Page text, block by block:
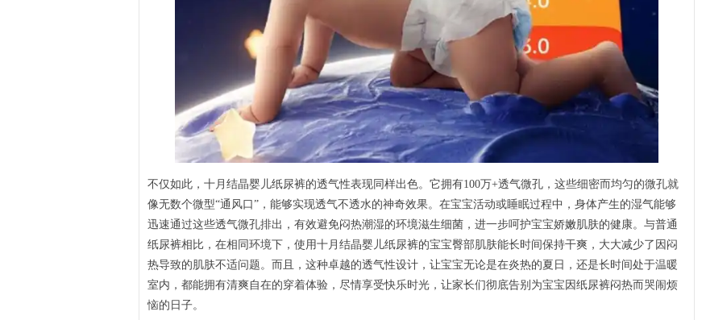
不仅如此，十月结晶婴儿纸尿裤的透气性表现同样出色。它拥有100万+透气微孔，这些细密而均匀的微孔就
像无数个微型“通风口”，能够实现透气不透水的神奇效果。在宝宝活动或睡眠过程中，身体产生的湿气能够
迅速通过这些透气微孔排出，有效避免闷热潮湿的环境滋生细菌，进一步呵护宝宝娇嫩肌肤的健康。与普通
纸尿裤相比，在相同环境下，使用十月结晶婴儿纸尿裤的宝宝臀部肌肤能长时间保持干爽，大大减少了因闷
热导致的肌肤不适问题。而且，这种卓越的透气性设计，让宝宝无论是在炎热的夏日，还是长时间处于温暖
室内，都能拥有清爽自在的穿着体验，尽情享受快乐时光，让家长们彻底告别为宝宝因纸尿裤闷热而哭闹烦
恼的日子。